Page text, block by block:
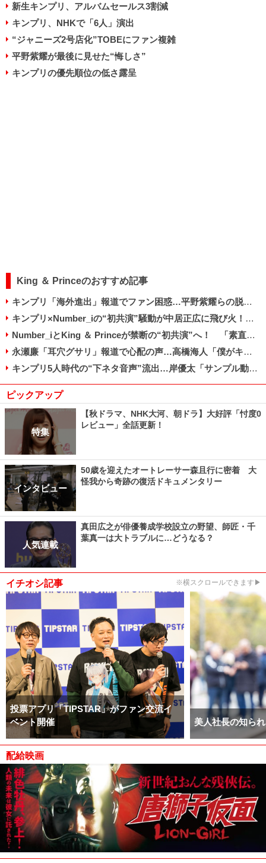
新生キンプリ、アルバムセールス3割減
キンプリ、NHKで「6人」演出
“ジャニーズ2号店化”TOBEにファン複雑
平野紫耀が最後に見せた“悔しさ”
キンプリの優先順位の低さ露呈
King ＆ Princeのおすすめ記事
キンプリ「海外進出」報道でファン困惑…平野紫耀らの脱退経緯ひっくり返る？
キンプリ×Number_iの“初共演”騒動が中居正広に飛び火！ 放送前から苦言続出のワケ
Number_iとKing ＆ Princeが禁断の“初共演”へ！ 「素直に嬉しい」「複雑」とファン賛否
永瀬廉「耳穴グサリ」報道で心配の声…高橋海人「僕がキンプリ守る」宣言で見えた成長
キンプリ5人時代の“下ネタ音声”流出…岸優太「サンプル動画で十分」で好感度上昇!?
ピックアップ
特集
【秋ドラマ、NHK大河、朝ドラ】大好評「忖度0
レビュー」全話更新！
インタビュー
50歳を迎えたオートレーサー森且行に密着 大
怪我から奇跡の復活ドキュメンタリー
人気連載
真田広之が俳優養成学校設立の野望、師匠・千
葉真一は大トラブルに…どうなる？
イチオシ記事 ※横スクロールできます▶
投票アプリ「TIPSTAR」がファン交流イ
ベント開催
美人社長の知ら
配給映画